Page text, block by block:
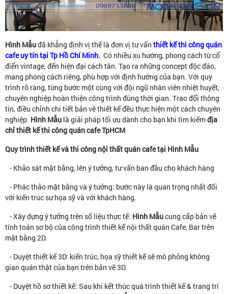
Hình Mẫuđã khẳng định vị thế là đơn vị tư vấn thiết kế thi công quán
cafe uy tín tại Tp Hồ Chí Minh. Có nhiều xu hướng, phong cách từ cổ
điển vintage, đến hiện đại cách tân. Tạo ra những concept độc đáo,
mang phong cách riêng, phù hợp với định hướng của bạn. Với quy
trình rõ ràng, từng bước một cùng với đội ngũ nhân viên nhiệt huyết,
chuyên nghiệp hoàn thiện công trình đúng thời gian. Trao đổi thông
tin, điều chỉnh chi tiết bản vẽ thiết kế đều thực hiện một cách chuyên
nghiệp. Hình Mẫu là giải pháp tối ưu dành cho bạn khi tìm kiếmđịa
chỉ thiết kế thi công quán cafe TpHCM
Quy trình thiết kế và thi công nội thất quán cafe tại Hình Mẫu
- Khảo sát mặt bằng, lên ý tưởng, tư vấn ban đầu cho khách hàng
- Phác thảo mặt bằng và ý tưởng: bước này là quan trọng nhất đối
với kiến trúc sư họa sỹ và với khách hàng.
- Xây dựng ý tưởng trên số liệu thực tế: Hình Mẫucung cấp bản vẽ
tính toán sơ bộ của công trình thiết kế nội thất quán Cafe, Bar trên
mặt bằng 2D.
- Duyệt thiết kế 3D: kiến trúc, họa sỹ thiết kế sẽ mô phỏng không
gian quán thật của bạn trên bản vẽ 3D.
- Duyệt hồ sơ thiết kế: Sau khi kết thúc quá trình thiết kế & trang trí